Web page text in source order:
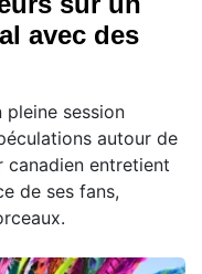
avec des
pleine session
autour de
canadien entretient
de ses fans,